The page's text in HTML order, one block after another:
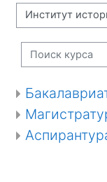
Поиск курса